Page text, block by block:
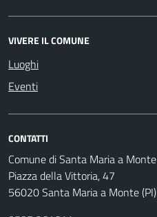
VIVERE IL COMUNE
Luoghi
Eventi
CONTATTI
Comune di Santa Maria a Monte
Piazza della Vittoria, 47
56020 Santa Maria a Monte (PI)